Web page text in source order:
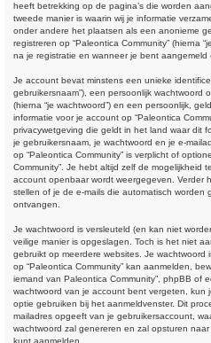
heeft betrekking op de pagina’s die worden
tweede manier is waarin wij je informatie
onder andere het plaatsen als een anonieme
registreren op “Paleontica Community” (hierna
na je registratie en wanneer je bent aangemeld
Je account bevat minstens een unieke
gebruikersnaam”), een persoonlijk
(hierna “je wachtwoord”) en een persoonlijk,
informatie voor je account op “Paleontica
privacywetgeving die geldt in het land waar dit
je gebruikersnaam, je wachtwoord en je e-
op “Paleontica Community” is verplicht of
Community”. Je hebt altijd zelf de mogelijkheid
account openbaar wordt weergegeven. Verder
stellen of je de e-mails die automatisch worden
ontvangen.
Je wachtwoord is versleuteld (en kan niet
veilige manier is opgeslagen. Toch is het niet
gebruikt op meerdere websites. Je
op “Paleontica Community” kan aanmelden,
iemand van Paleontica Community”, phpBB of
wachtwoord van je account bent vergeten, kun
optie gebruiken bij het aanmeldvenster. Dit
mailadres opgeeft van je gebruikersaccount,
wachtwoord zal genereren en zal opsturen
kunt aanmelden.